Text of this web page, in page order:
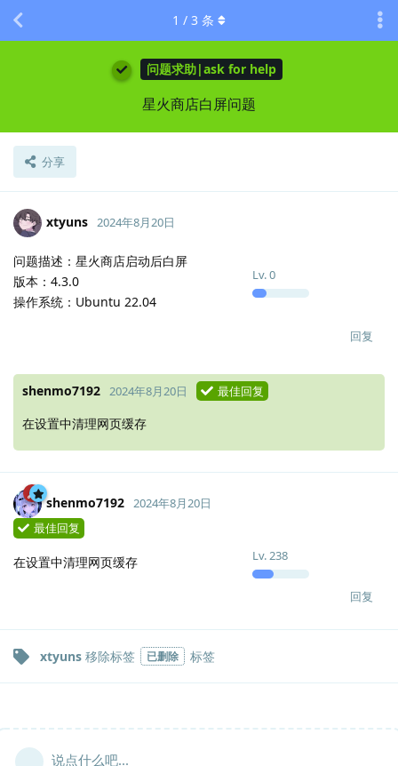
问题求助|ask for help
星火商店白屏问题
分享
1 / 3 条
xtyuns
Lv.0
2024年8月20日
问题描述：星火商店启动后白屏
版本：4.3.0
操作系统：Ubuntu 22.04
回复
shenmo7192 2024年8月20日 最佳回复
在设置中清理网页缓存
shenmo7192
Lv.238
2024年8月20日
最佳回复
在设置中清理网页缓存
回复
xtyuns 移除标签 已删除 标签
说点什么吧...